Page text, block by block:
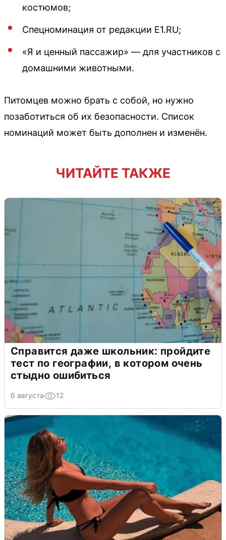
костюмов;
Спецноминация от редакции E1.RU;
«Я и ценный пассажир» — для участников с
домашними животными.
Питомцев можно брать с собой, но нужно
позаботиться об их безопасности. Список
номинаций может быть дополнен и изменён.
ЧИТАЙТЕ ТАКЖЕ
Справится даже школьник: пройдите
тест по географии, в котором очень
стыдно ошибиться
6 августа 12